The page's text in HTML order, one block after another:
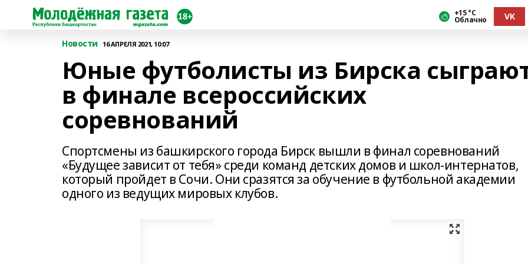
+15 °С
Облачно VK
Новости 16 АПРЕЛЯ 2021, 10:07
Юные футболисты из Бирска
в финале всероссийских
соревнований
Спортсмены из башкирского города Бирск вышли в финал соревнований
«Будущее зависит от тебя» среди команд детских домов и школ-интернатов,
который пройдет в Сочи. Они сразятся за обучение в футбольной академии
одного из ведущих мировых клубов.